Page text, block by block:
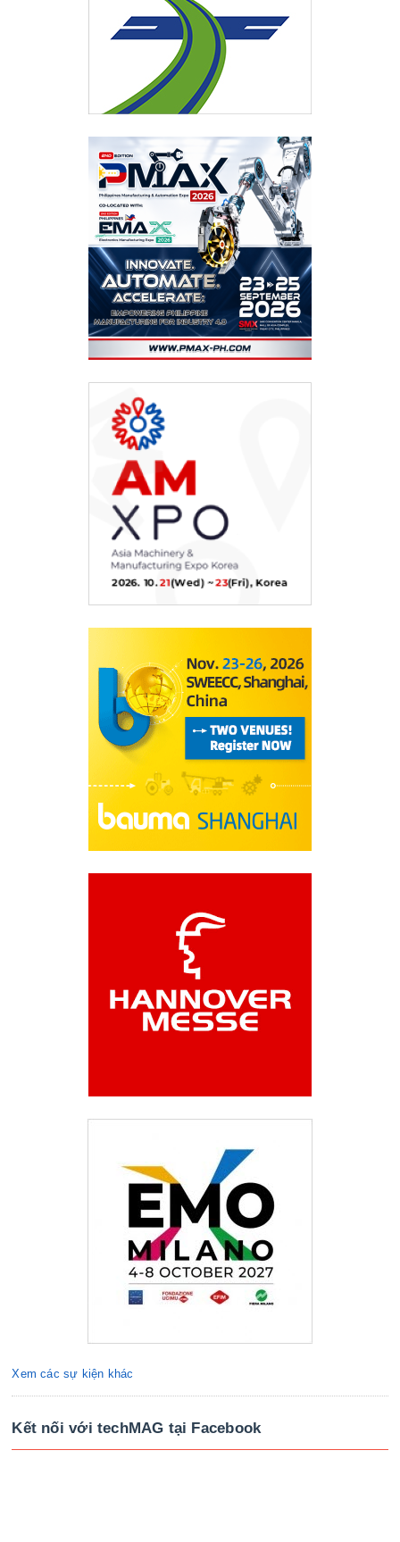
Xem các sự kiện khác
Kết nối với techMAG tại Facebook